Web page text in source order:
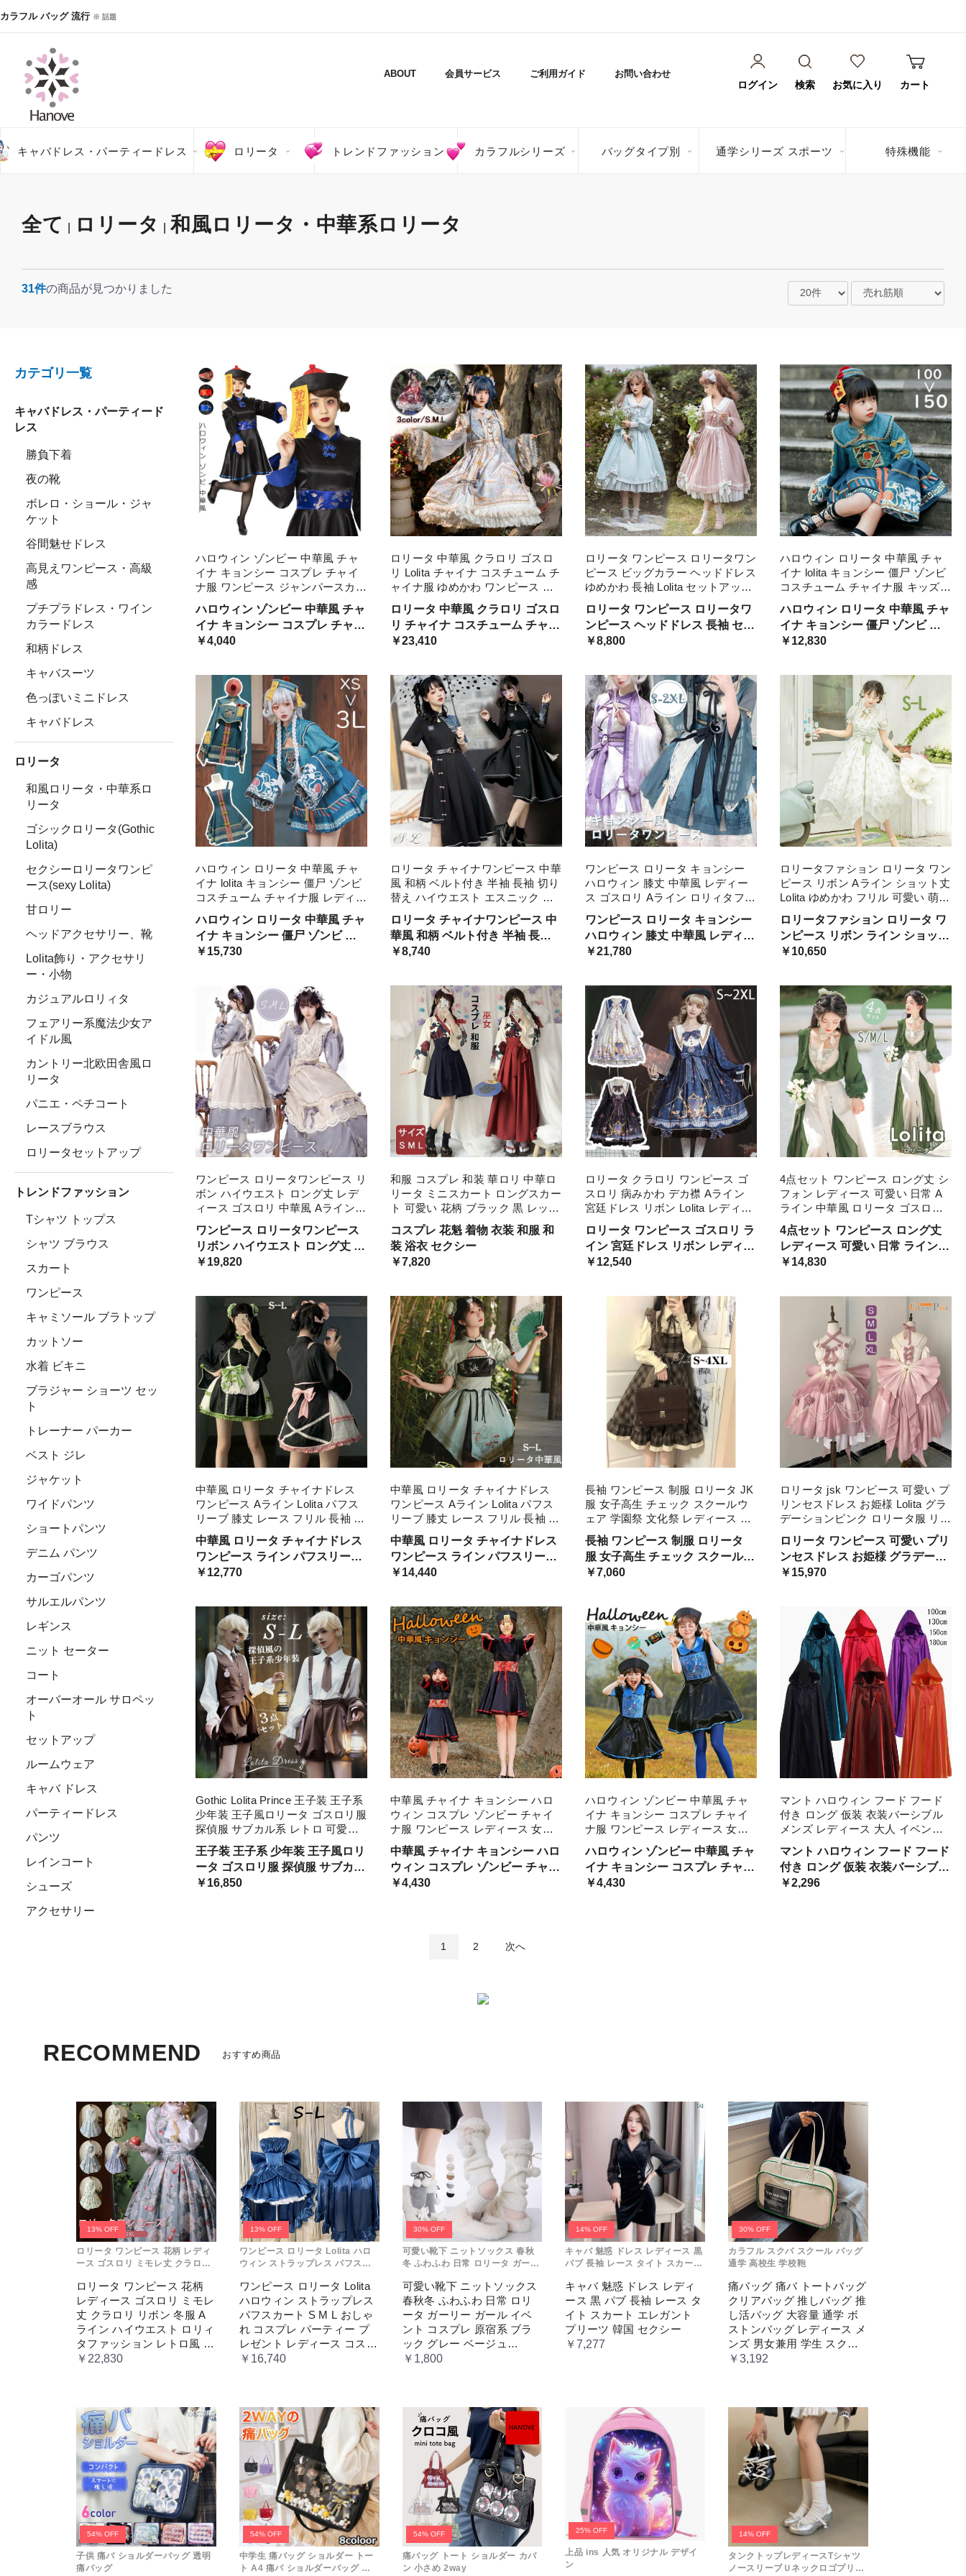
カラフル バッグ 流行 ※ 話題
ABOUT 会員サービス ご利用ガイド お問い合わせ
ログイン 検索 お気に入り カート
キャバドレス・パーティードレス ロリータ トレンドファッション カラフルシリーズ バッグタイプ別 通学シリーズ スポーツ 特殊機能
全て ロリータ 和風ロリータ・中華系ロリータ
31件の商品が見つかりました
カテゴリ一覧
キャバドレス・パーティード
レス
勝負下着
夜の靴
ボレロ・ショール・ジャ
ケット
谷間魅せドレス
高見えワンピース・高級
感
プチプラドレス・ワイン
カラードレス
和柄ドレス
キャバスーツ
色っぽいミニドレス
キャバドレス
ロリータ
和風ロリータ・中華系ロ
リータ
ゴシックロリータ(Gothic
Lolita)
セクシーロリータワンピ
ース(sexy Lolita)
甘ロリー
ヘッドアクセサリー、靴
Lolita飾り・アクセサリ
ー・小物
カジュアルロリィタ
フェアリー系魔法少女ア
イドル風
カントリー北欧田舎風ロ
リータ
パニエ・ペチコート
レースブラウス
ロリータセットアップ
トレンドファッション
Tシャツ トップス
シャツ ブラウス
スカート
ワンピース
キャミソール ブラトップ
カットソー
水着 ビキニ
ブラジャー ショーツ セッ
ト
トレーナー パーカー
ベスト ジレ
ジャケット
ワイドパンツ
ショートパンツ
デニム パンツ
カーゴパンツ
サルエルパンツ
レギンス
ニット セーター
コート
オーバーオール サロペッ
ト
セットアップ
ルームウェア
キャバ ドレス
パーティードレス
パンツ
レインコート
シューズ
アクセサリー
ハンドバッグ
ショルダーバッグ
キャリーケース
ミニバッグ
リュックサック
かごバッグ
ボストンバッグ
トートバッグ
ビジネスバッグ
ボディバッグ
メッセンジャーバッグ
男子高生向け
女子高生向け
小物 セット
オリジナル POD
部活動専用バッグ
中学生用通学カバン
ハロウィン ゾンビー 中華風 チャ
イナ キョンシー コスプレ チャイ
ナ服 ワンピース ジャンパースカー
ト 可愛い かわいい 学園祭 文化祭
bi216zezet2 仮装
ハロウィン ゾンビー 中華風 チャ
イナ キョンシー コスプレ チャイ
ナ服 ワンピース 大量注文にも対
￥4,040
ロリータ 中華風 クラロリ ゴスロ
リ Lolita チャイナ コスチューム チ
ャイナ服 ゆめかわ ワンピース ジ
ャンパースカート 中華ロリータ 可
愛い 仮装 コスプレ 学園祭 文化祭
ブラ ハロウィン
ロリータ 中華風 クラロリ ゴスロ
リ チャイナ コスチューム チャイ
ナ服 ワンピース 大量注文にも対
￥23,410
ロリータ ワンピース ロリータワン
ピース ビッグカラー ヘッドドレス
ゆめかわ 長袖 Lolita セットアップ
フリル お嬢様 洋服 ピンク 水色 M
L dd132c0c0t2 S
ロリータ ワンピース ロリータワ
ンピース ヘッドドレス 長袖 セッ
トアップ フリル お嬢様 大量注文
￥8,800
ハロウィン ロリータ 中華風 チャ
イナ lolita キョンシー 僵尸 ゾンビ
コスチューム チャイナ服 キッズ
子供 ワンピース ジャンパースカー
ト 可愛い ゴスロリ 仮装 コス かわ
いい
ハロウィン ロリータ 中華風 チャ
イナ キョンシー 僵尸 ゾンビ コ
スチューム チャイナ服 キッズ 子
￥12,830
ハロウィン ロリータ 中華風 チャ
イナ lolita キョンシー 僵尸 ゾンビ
コスチューム チャイナ服 レディー
ス ワンピース ショート丈 ミニ丈
ジャンパースカート かわいい ゴス
ロリ 仮 可愛い
ハロウィン ロリータ 中華風 チャ
イナ キョンシー 僵尸 ゾンビ コ
スチューム チャイナ服 レディー
￥15,730
ロリータ チャイナワンピース 中華
風 和柄 ベルト付き 半袖 長袖 切り
替え ハイウエスト エスニック レ
ディース ワンピース 個性的 原宿
系 青文字系 カジュアル ファッシ
ョン M L dd02 S
ロリータ チャイナワンピース 中
華風 和柄 ベルト付き 半袖 長袖
切り替え 個性的 原宿系 青文字系
￥8,740
ワンピース ロリータ キョンシー
ハロウィン 膝丈 中華風 レディー
ス ゴスロリ Aライン ロリィタファ
ッション リボン 長袖 ロリータワ
ンピース コスチューム コスプレ
ゾンビ 可愛い 仮装 衣装
ワンピース ロリータ キョンシー
ハロウィン 膝丈 中華風 レディー
ス ゴスロリ ライン ロリィタファ
衣装 ゾンビ 可愛い 仮装 コスチ
ューム
￥21,780
ロリータファション ロリータ ワン
ピース リボン Aライン ショット丈
Lolita ゆめかわ フリル 可愛い 萌え
萌え 友達 姉妹 プレゼント レディ
ース コスチューム ハロウィン 学
園祭 文 仮装
ロリータファション ロリータ ワ
ンピース リボン ライン ショット
丈 ゆめかわ フリル 可愛い 萌え
ィース コスチューム 仮装 ハロウ
ィン 学園祭
￥10,650
ワンピース ロリータワンピース リ
ボン ハイウエスト ロング丈 レデ
ィース ゴスロリ 中華風 Aライン
ロリィタファッション フリル レー
ス 袖あり 長袖 エプロン 衣装 森ガ
ール メイ コスチューム
ワンピース ロリータワンピース
リボン ハイウエスト ロング丈 レ
ディース ゴスロリ 中華風 ライン
ース 袖あり 長袖 エプロン コス
チューム 森ガール
￥19,820
和服 コスプレ 和装 華ロリ 中華ロ
リータ ミニスカート ロングスカー
ト 可愛い 花柄 ブラック 黒 レッド
赤 レディース ロリータ 袴 ガーリ
ー 巫女 コスチューム イベント ダ
ンス 卒業式 仮装
コスプレ 花魁 着物 衣装 和服 和
装 浴衣 セクシー
￥7,820
ロリータ クラロリ ワンピース ゴ
スロリ 病みかわ デカ襟 Aライン
宮廷ドレス リボン Lolita レディー
ス コスチューム 衣装 かわいい フ
リル 仮装 イベント ファッション
ネイ パーティー
ロリータ ワンピース ゴスロリ ラ
イン 宮廷ドレス リボン レディー
ス コスチューム 衣装 かわいい
￥12,540
4点セット ワンピース ロング丈 シ
フォン レディース 可愛い 日常 A
ライン 中華風 ロリータ ゴスロリ
Lolita 長袖 緑 グリーン コスチュー
ム クラロリ 衣装 フリル 仮装 パー
かわいい
4点セット ワンピース ロング丈
レディース 可愛い 日常 ライン
ロリータ ゴスロリ
￥14,830
中華風 ロリータ チャイナドレス
ワンピース Aライン Lolita パフス
リーブ 膝丈 レース フリル 長袖 萌
え萌え 可愛い 中華 漢服 友達 姉妹
コスチューム 仮装 ゴスロリ 春夏
秋レディース
中華風 ロリータ チャイナドレス
ワンピース ライン パフスリーブ
膝丈 レース フリル 長袖 萌え萌
夏秋レディース コスチューム
￥12,770
中華風 ロリータ チャイナドレス
ワンピース Aライン Lolita パフス
リーブ 膝丈 レース フリル 長袖 萌
え萌え 可愛い 中華 漢服 友達 姉妹
春夏 コスチューム 仮装 ゴスロリ
レディース
中華風 ロリータ チャイナドレス
ワンピース ライン パフスリーブ
膝丈 レース フリル 長袖 萌え萌
夏 レディース コスチューム
￥14,440
長袖 ワンピース 制服 ロリータ JK
服 女子高生 チェック スクールウ
ェア 学園祭 文化祭 レディース 春
秋制服 学院風 可愛い コスプレ ハ
ロウィン dd331c0c0m6 ブラウン
長袖 ワンピース 制服 ロリータ
服 女子高生 チェック スクールウ
ェア 学園祭 文化祭 レディース
￥7,060
ロリータ jsk ワンピース 可愛い プ
リンセスドレス お姫様 Lolita グラ
デーションピンク ロリータ服 リボ
ン アイドル衣装 コスチューム コ
スプレ衣装 学園祭 かわいい 萌え
文化祭
ロリータ ワンピース 可愛い プリ
ンセスドレス お姫様 グラデーシ
ョンピンク ロリータ服 リボン 可
￥15,970
Gothic Lolita Prince 王子装 王子系
少年装 王子風ロリータ ゴスロリ服
探偵服 サブカル系 レトロ 可愛い
男女兼用 チョッキ オーバーオール
サロペッ 三点セット
王子装 王子系 少年装 王子風ロリ
ータ ゴスロリ服 探偵服 サブカル
系 レトロ 可愛い 男女兼用 三点
￥16,850
中華風 チャイナ キョンシー ハロ
ウィン コスプレ ゾンビー チャイ
ナ服 ワンピース レディース 女の
子 親子 cosplay 面白い 仮装 ギフ
ト 可愛い かわいい 学園 プレゼン
ト
中華風 チャイナ キョンシー ハロ
ウィン コスプレ ゾンビー チャイ
ナ服 ワンピース レディース 女の
￥4,430
ハロウィン ゾンビー 中華風 チャ
イナ キョンシー コスプレ チャイ
ナ服 ワンピース レディース 女の
子 親子 cosplay 面白い 仮装 ギフ
ト 可愛い かわいい 学園 プレゼン
ト
ハロウィン ゾンビー 中華風 チャ
イナ キョンシー コスプレ チャイ
ナ服 ワンピース レディース 女の
￥4,430
マント ハロウィン フード フード
付き ロング 仮装 衣装バーシブル
メンズ レディース 大人 イベント
文化祭 コスプレ 舞台 歓迎会 学園
祭 演劇 黒 赤 青 100 130 1 紫
マント ハロウィン フード フード
付き ロング 仮装 衣装バーシブル
メンズ レディース 大人 イベント
￥2,296
1 2 次へ
RECOMMEND おすすめ商品
13% OFF
ロリータ ワンピース 花柄 レディ
ース ゴスロリ ミモレ丈 クラロリ
ト ロリィタファッション レトロ
風 クラシカル 上品 かわいい 日常
着 通勤 お出かけ 仮 通学
ロリータ ワンピース 花柄
レディース ゴスロリ ミモレ
丈 クラロリ リボン 冬服 A
ライン ハイウエスト ロリィ
タファッション レトロ風 ク
ラシカル 上品 かわいい 日
￥22,830
13% OFF
ワンピース ロリータ Lolita ハロ
ウィン ストラップレス パフスカ
ーティー プレゼント レディース
コスチューム プリンセス ロマン
ティック ブル ドレス
ワンピース ロリータ Lolita
ハロウィン ストラップレス
パフスカート S M L おしゃ
れ コスプレ パーティー プ
レゼント レディース コスチ
ューム プリンセス ロマンテ
￥16,740
30% OFF
可愛い靴下 ニットソックス 春秋
冬 ふわふわ 日常 ロリータ ガーリ
系 ブラック グレー ベージュ
cm067t2t2x1 ホワイト
可愛い靴下 ニットソックス
春秋冬 ふわふわ 日常 ロリ
ータ ガーリー ガール イベ
ント コスプレ 原宿系 ブラ
ック グレー ベージュ
cm067t2t2x1 ホワイト
￥1,800
14% OFF
キャバ 魅惑 ドレス レディース 黒
パブ 長袖 レース タイト スカート
ー
キャバ 魅惑 ドレス レディ
ース 黒 パブ 長袖 レース タ
イト スカート エレガント
プリーツ 韓国 セクシー
￥7,277
30% OFF
カラフル スクバ スクール バッグ
通学 高校生 学校鞄
痛バッグ 痛バ トートバッグ
クリアバッグ 推しバッグ 推
し活バッグ 大容量 通学 ボ
ストンバッグ レディース メ
ンズ 男女兼用 学生 スクー
ル 透明窓 JK jk ジム イベン
￥3,192
54% OFF
子供 痛バ ショルダーバッグ 透明
痛バッグ
54% OFF
中学生 痛バッグ ショルダー トー
ト A4 痛バ ショルダーバッグ 赤
54% OFF
痛バッグ トート ショルダー カバ
ン 小さめ 2way
25% OFF
上品 ins 人気 オリジナル デザイ
ン
14% OFF
タンクトップレディースTシャツ
ノースリーブＵネックロゴプリン